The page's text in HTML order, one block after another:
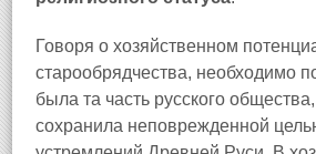
Говоря о хозяйственном
старообрядчества, необходимо
была та часть русского
сохранила неповрежденной